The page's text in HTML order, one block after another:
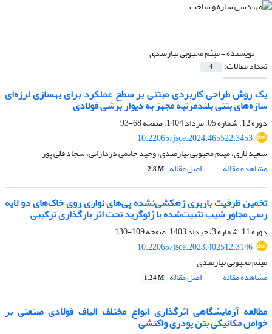
نویسنده =میثم محبوبی نیازمندی
تعداد مقالات: 4
یک روش طراحی کاربردی مبتنی بر سطح عملکرد برای بهسازی لرزه‌ای
سازه‌های بتنی بلندمرتبه مجهز به دیوار برشی فولادی
دوره 12، شماره 05، مرداد 1404، صفحه
68-93
10.22065/jsce.2024.465522.3453
سعید لاری، میثم محبوبی نیازمندی، وحید حاتمی دزدارانی، سجاد قلی پور
مشاهده مقاله
اصل مقاله 2.8 M
تخمین ظرفیت باربری زهکشی‌نشده پی‌های نواری روی خاک‌های دو لایه
رسی مجاور شیب تثبیت‌شده با ژئوگرید تحت اثر بارگذاری ترکیبی
دوره 11، شماره 3، خرداد 1403، صفحه
109-130
10.22065/jsce.2023.402512.3146
میثم محبوبی نیازمندی
مشاهده مقاله
اصل مقاله 1.24 M
مطالعه آزمایشگاهی اثرگذاری انواع مختلف الیاف فولادی صنعتی بر
خواص مکانیکی بتن پودری واکنشی